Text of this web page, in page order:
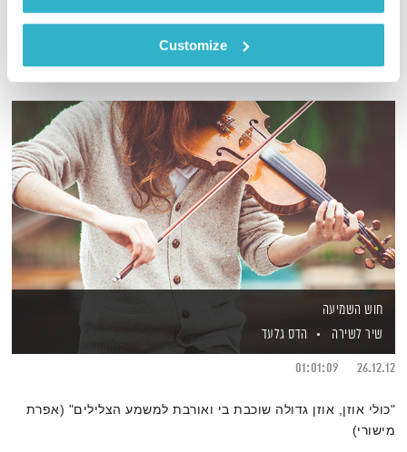
Customize
חוש השמיעה
שיר לשירה
הדס גלעד
26.12.12
01:01:09
"כולי אוזן, אוזן גדולה שוכבת בי ואורבת למשמע הצלילים" (אפרת
מישורי)